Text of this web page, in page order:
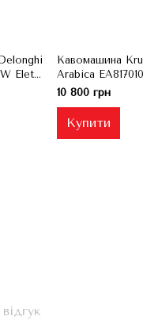
Eletta
Кавомашина
Arabica EA817010
(Сток)
10 800 грн
Купити